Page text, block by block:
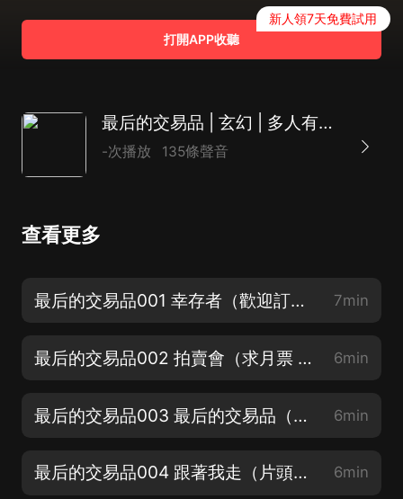
打開APP收聽
新人領7天免費試用
最后的交易品 | 玄幻 | 多人有聲劇 | 一段江湖事
-次播放 135條聲音
查看更多
最后的交易品001 幸存者（歡迎訂閱收藏） 7min
最后的交易品002 拍賣會（求月票 訂閱 轉發 評論） 6min
最后的交易品003 最后的交易品（求月票 訂閱 轉發 評論） 6min
最后的交易品004 跟著我走（片頭跳過15秒） 6min